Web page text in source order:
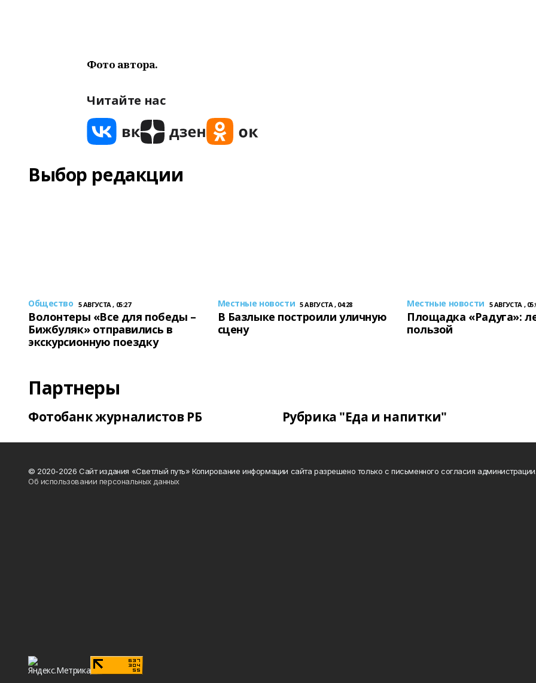
Фото автора.
Читайте нас
Выбор редакции
Общество 5 АВГУСТА , 05:27
Волонтеры «Все для победы –
Бижбуляк» отправились в
экскурсионную поездку
Местные новости 5 АВГУСТА , 04:28
В Базлыке построили уличную
сцену
Местные новости 5 АВГУСТА ,
Площадка «Радуга»:
пользой
Партнеры
Фотобанк журналистов РБ Рубрика "Еда и напитки"
© 2020-2026 Сайт издания «Светлый путь» Копирование информации сайта разрешено только с письменного согласия администрации.
Об использовании персональных данных